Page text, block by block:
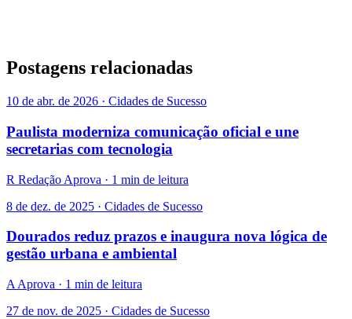
Postagens relacionadas
10 de abr. de 2026 · Cidades de Sucesso
Paulista moderniza comunicação oficial e une
secretarias com tecnologia
R Redação Aprova · 1 min de leitura
8 de dez. de 2025 · Cidades de Sucesso
Dourados reduz prazos e inaugura nova lógica de
gestão urbana e ambiental
A Aprova · 1 min de leitura
27 de nov. de 2025 · Cidades de Sucesso